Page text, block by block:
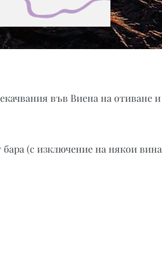
във Виена на отиване и
(с изключение на някои вина